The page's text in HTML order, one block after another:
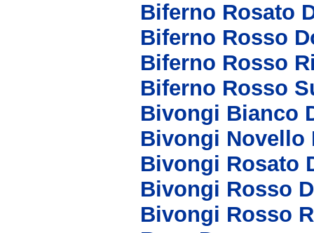
Biferno Rosato
Biferno Rosso
Biferno Rosso
Biferno Rosso
Bivongi Bianco
Bivongi Novello
Bivongi Rosato
Bivongi Rosso
Bivongi Rosso